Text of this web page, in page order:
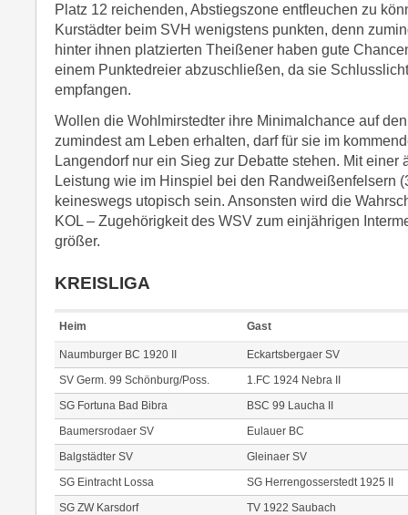
Platz 12 reichenden, Abstiegszone entfleuchen zu
Kurstädter beim SVH wenigstens punkten, denn
hinter ihnen platzierten Theißener haben gute
einem Punktedreier abzuschließen, da sie
empfangen.
Wollen die Wohlmirstedter ihre Minimalchance auf
zumindest am Leben erhalten, darf für sie im
Langendorf nur ein Sieg zur Debatte stehen. Mit einer
Leistung wie im Hinspiel bei den Randweißenfelsern
keineswegs utopisch sein. Ansonsten wird die
KOL – Zugehörigkeit des WSV zum einjährigen
größer.
KREISLIGA
Heim Gast
Naumburger BC 1920 II
Eckartsbergaer SV
SV Germ. 99 Schönburg/Poss.
1.FC 1924 Nebra II
SG Fortuna Bad Bibra
BSC 99 Laucha II
Baumersrodaer SV
Eulauer BC
Balgstädter SV
Gleinaer SV
SG Eintracht Lossa
SG Herrengosserstedt 1925 II
SG ZW Karsdorf
TV 1922 Saubach